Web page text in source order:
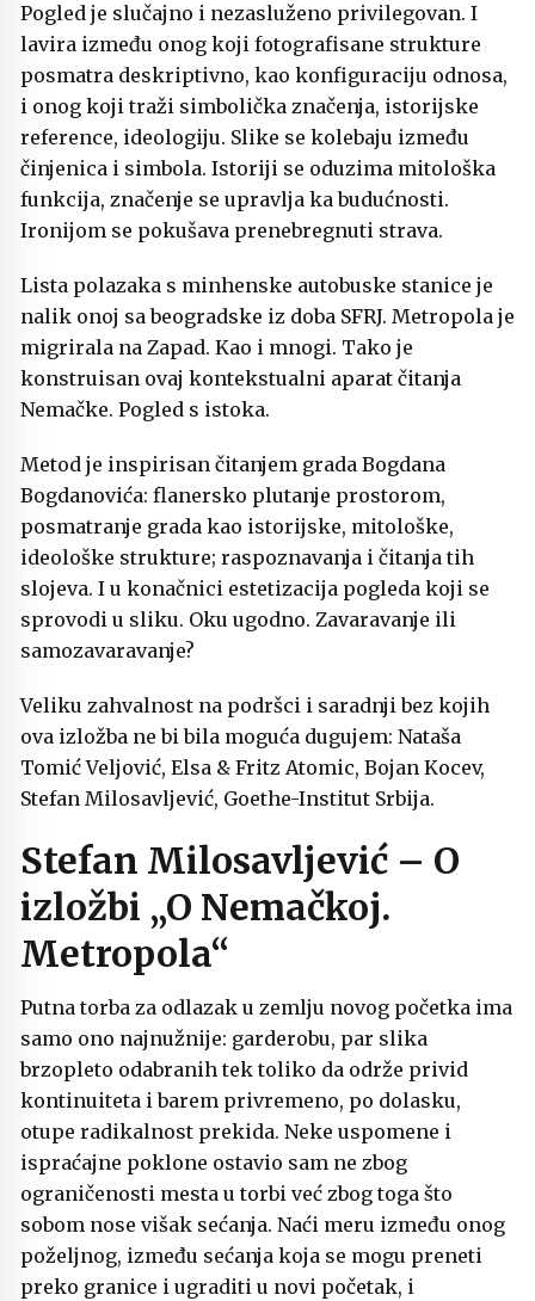
Pogled je slučajno i nezasluženo privilegovan. I
lavira između onog koji fotografisane strukture
posmatra deskriptivno, kao konfiguraciju odnosa,
i onog koji traži simbolička značenja, istorijske
reference, ideologiju. Slike se kolebaju između
činjenica i simbola. Istoriji se oduzima mitološka
funkcija, značenje se upravlja ka budućnosti.
Ironijom se pokušava prenebregnuti strava.
Lista polazaka s minhenske autobuske stanice je
nalik onoj sa beogradske iz doba SFRJ. Metropola je
migrirala na Zapad. Kao i mnogi. Tako je
konstruisan ovaj kontekstualni aparat čitanja
Nemačke. Pogled s istoka.
Metod je inspirisan čitanjem grada Bogdana
Bogdanovića: flanersko plutanje prostorom,
posmatranje grada kao istorijske, mitološke,
ideološke strukture; raspoznavanja i čitanja tih
slojeva. I u konačnici estetizacija pogleda koji se
sprovodi u sliku. Oku ugodno. Zavaravanje ili
samozavaravanje?
Veliku zahvalnost na podršci i saradnji bez kojih
ova izložba ne bi bila moguća dugujem: Nataša
Tomić Veljović, Elsa & Fritz Atomic, Bojan Kocev,
Stefan Milosavljević, Goethe-Institut Srbija.
Stefan Milosavljević – O
izložbi „O Nemačkoj.
Metropola“
Putna torba za odlazak u zemlju novog početka ima
samo ono najnužnije: garderobu, par slika
brzopleto odabranih tek toliko da održe privid
kontinuiteta i barem privremeno, po dolasku,
otupe radikalnost prekida. Neke uspomene i
ispraćajne poklone ostavio sam ne zbog
ograničenosti mesta u torbi već zbog toga što
sobom nose višak sećanja. Naći meru između onog
poželjnog, između sećanja koja se mogu preneti
preko granice i ugraditi u novi početak, i